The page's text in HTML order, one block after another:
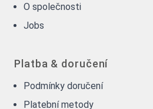
O společnosti
Jobs
Platba & doručení
Podmínky doručení
Platební metody